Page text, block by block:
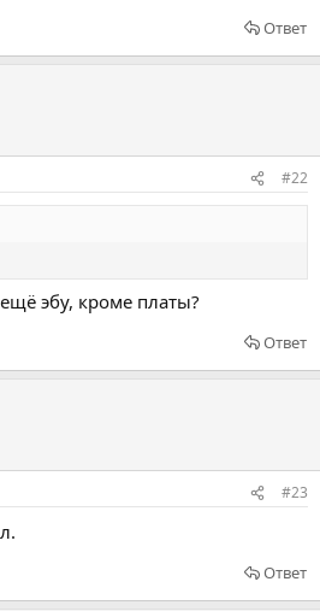
Ответ
#22
эбу, кроме платы?
Ответ
#23
Ответ